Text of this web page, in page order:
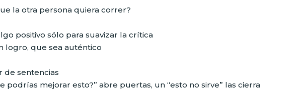
la otra persona quiera correr?
positivo sólo para suavizar la crítica
logro, que sea auténtico
de sentencias
podrías mejorar esto?” abre puertas, un “esto no sirve” las cierra